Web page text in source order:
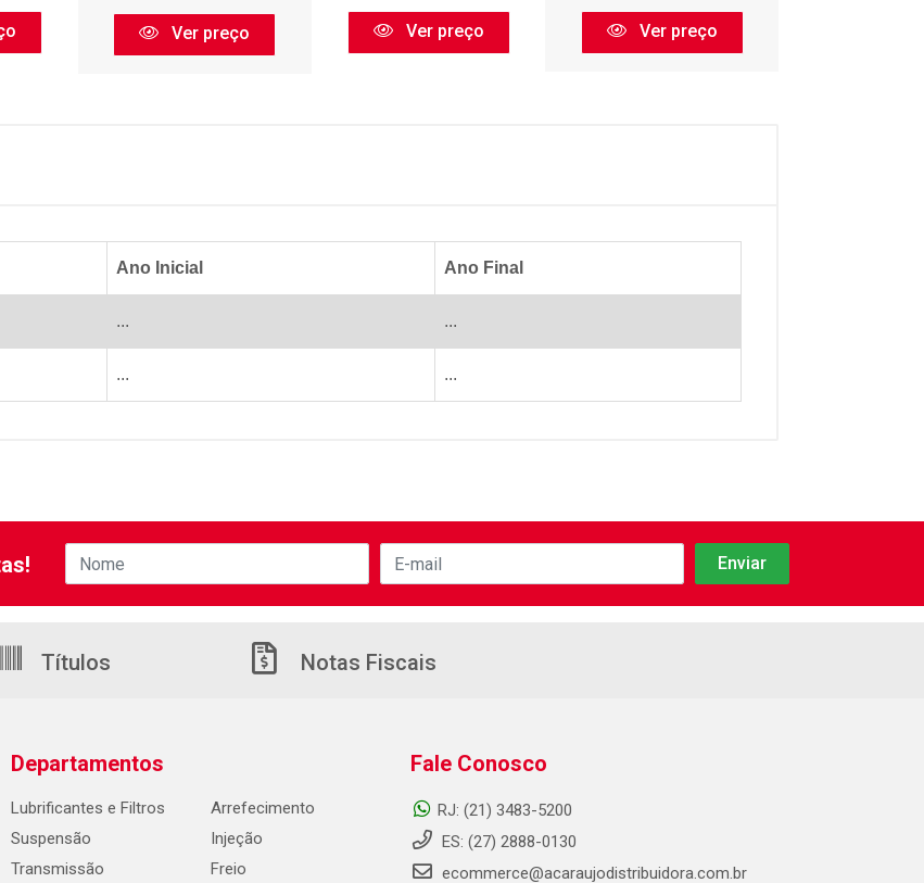
Ver preço Ver preço Ver preço
Ano Inicial Ano Final
... ...
... ...
Títulos Notas Fiscais
Departamentos
Lubrificantes e Filtros
Suspensão
Transmissão
Arrefecimento
Injeção
Freio
Fale Conosco
RJ: (21) 3483-5200
ES: (27) 2888-0130
ecommerce@acaraujodistribuidora.com.br